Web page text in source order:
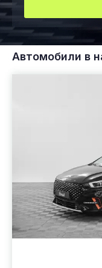
Автомобили в